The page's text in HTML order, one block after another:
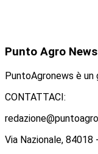
Punto Agro News
PuntoAgronews è
CONTATTACI:
Via Nazionale,